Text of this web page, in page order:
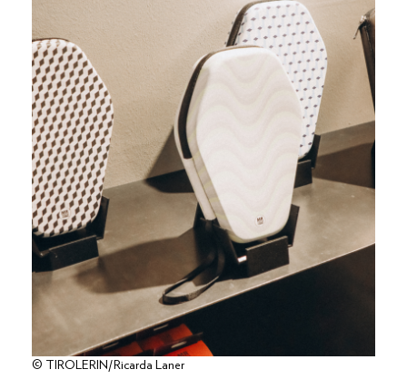
© TIROLERIN/Ricarda Laner